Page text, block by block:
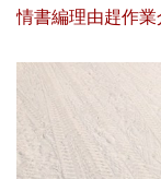
情書編理由趕作